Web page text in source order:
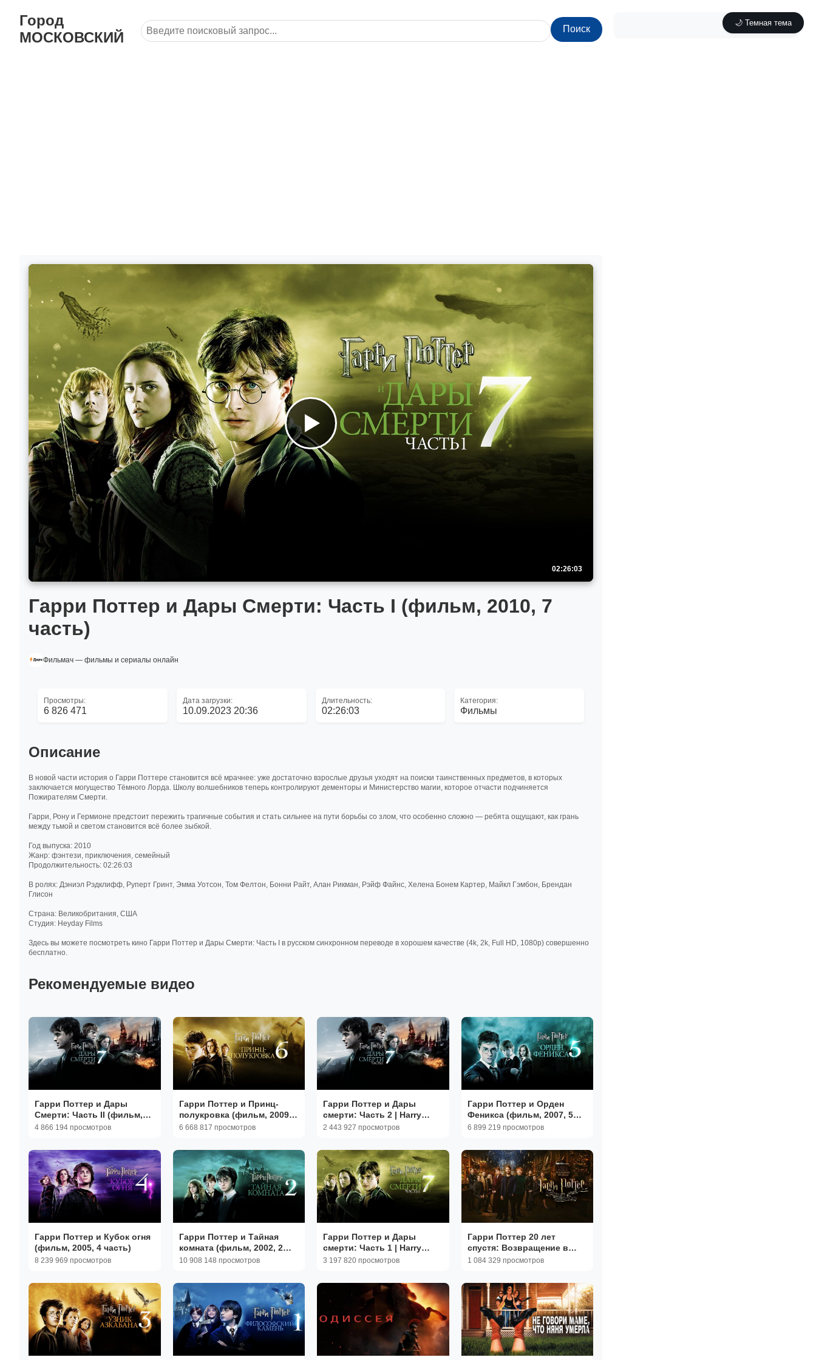
🌙 Темная тема
Город
МОСКОВСКИЙ
Поиск
02:26:03
Гарри Поттер и Дары Смерти: Часть I (фильм, 2010, 7
часть)
Фильмач — фильмы и сериалы онлайн
Просмотры:
6 826 471
Дата загрузки:
10.09.2023 20:36
Длительность:
02:26:03
Категория:
Фильмы
Описание
В новой части история о Гарри Поттере становится всё мрачнее: уже достаточно взрослые друзья уходят на поиски таинственных предметов, в которых
заключается могущество Тёмного Лорда. Школу волшебников теперь контролируют дементоры и Министерство магии, которое отчасти подчиняется
Пожирателям Смерти.
Гарри, Рону и Гермионе предстоит пережить трагичные события и стать сильнее на пути борьбы со злом, что особенно сложно — ребята ощущают, как грань
между тьмой и светом становится всё более зыбкой.
Год выпуска: 2010
Жанр: фэнтези, приключения, семейный
Продолжительность: 02:26:03
В ролях: Дэниэл Рэдклифф, Руперт Гринт, Эмма Уотсон, Том Фелтон, Бонни Райт, Алан Рикман, Рэйф Файнс, Хелена Бонем Картер, Майкл Гэмбон, Брендан
Глисон
Страна: Великобритания, США
Студия: Heyday Films
Здесь вы можете посмотреть кино Гарри Поттер и Дары Смерти: Часть I в русском синхронном переводе в хорошем качестве (4k, 2k, Full HD, 1080p) совершенно
бесплатно.
Рекомендуемые видео
Гарри Поттер и Дары
Смерти: Часть II (фильм,
2011, 8 часть)
4 866 194 просмотров
Гарри Поттер и Принц-
полукровка (фильм, 2009, 6
часть)
6 668 817 просмотров
Гарри Поттер и Дары
смерти: Часть 2 | Harry
Potter and the Deathly
2 443 927 просмотров
Гарри Поттер и Орден
Феникса (фильм, 2007, 5
часть)
6 899 219 просмотров
Гарри Поттер и Кубок огня
(фильм, 2005, 4 часть)
8 239 969 просмотров
Гарри Поттер и Тайная
комната (фильм, 2002, 2
часть)
10 908 148 просмотров
Гарри Поттер и Дары
смерти: Часть 1 | Harry
Potter and the Deathly
3 197 820 просмотров
Гарри Поттер 20 лет
спустя: Возвращение в
Хогвартс | Harry Potter 20th
1 084 329 просмотров